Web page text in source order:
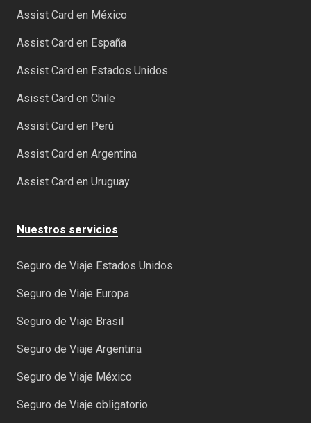
Assist Card en México
Assist Card en España
Assist Card en Estados Unidos
Asisst Card en Chile
Assist Card en Perú
Assist Card en Argentina
Assist Card en Uruguay
Nuestros servicios
Seguro de Viaje Estados Unidos
Seguro de Viaje Europa
Seguro de Viaje Brasil
Seguro de Viaje Argentina
Seguro de Viaje México
Seguro de Viaje obligatorio